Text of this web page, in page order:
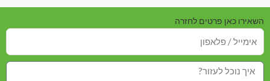
השאירו כאן פרטים לחזרה